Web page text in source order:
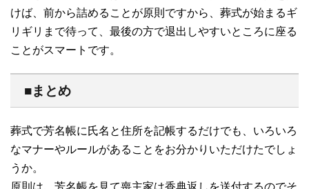
けば、前から詰めることが原則ですから、葬式が始まるギ
リギリまで待って、最後の方で退出しやすいところに座る
ことがスマートです。
■まとめ
葬式で芳名帳に氏名と住所を記帳するだけでも、いろいろ
なマナーやルールがあることをお分かりいただけたでしょ
うか。
原則は、芳名帳を見て喪主家は香典返しを送付するのでそ